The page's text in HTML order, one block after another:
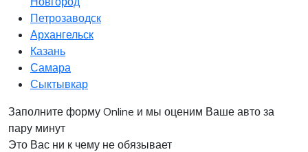
Петрозаводск
Архангельск
Казань
Самара
Сыктывкар
Заполните форму Online и мы оценим Ваше авто за
пару минут
Это Вас ни к чему не обязывает